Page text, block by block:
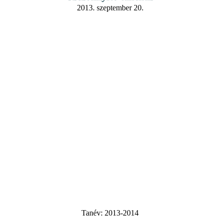
2013. szeptember 20.
Tanév: 2013-2014